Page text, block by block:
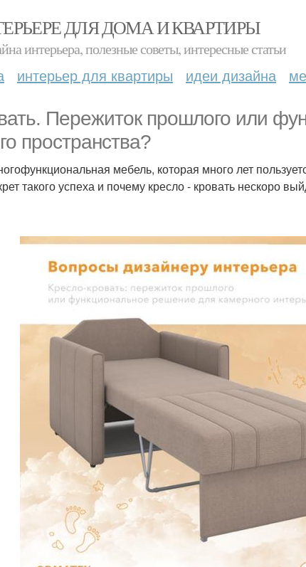
ДЛЯ ДОМА И КВАРТИРЫ
интерьера, полезные советы, интересные статьи
интерьер для квартиры идеи дизайна
Пережиток прошлого или
пространства?
мебель, которая много лет
такого успеха и почему кресло - кровать нескоро